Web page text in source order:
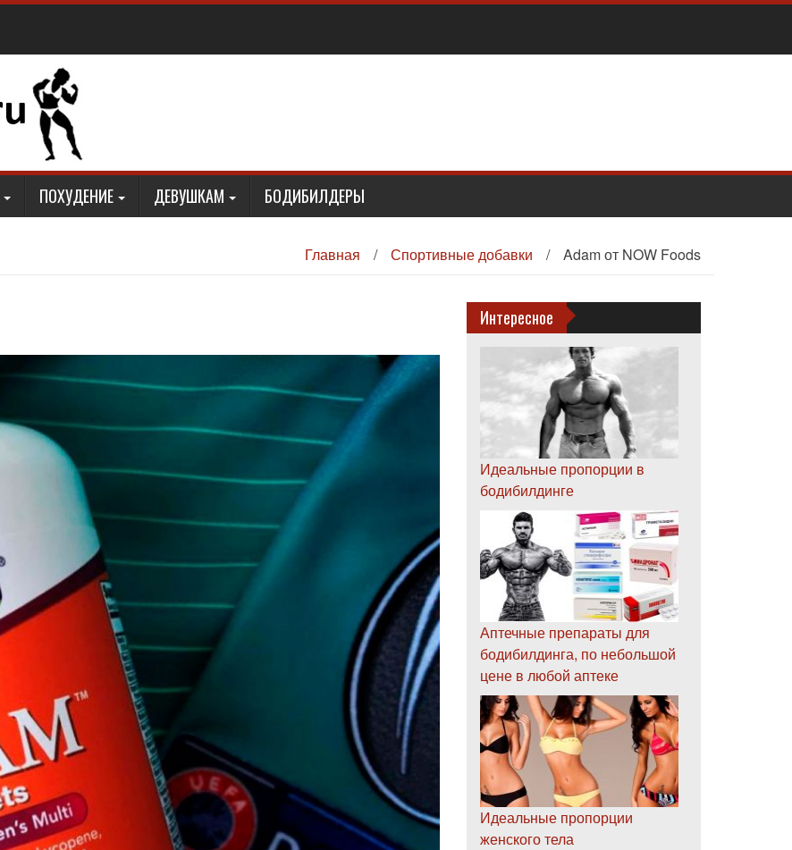
ПОХУДЕНИЕ ДЕВУШКАМ БОДИБИЛДЕРЫ
Главная / Спортивные добавки / Adam от NOW Foods
Интересное
Идеальные пропорции в
бодибилдинге
Аптечные препараты для
бодибилдинга, по небольшой
цене в любой аптеке
Идеальные пропорции
женского тела